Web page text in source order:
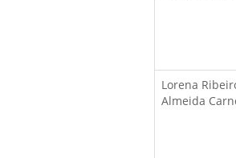
Lorena
Almeida